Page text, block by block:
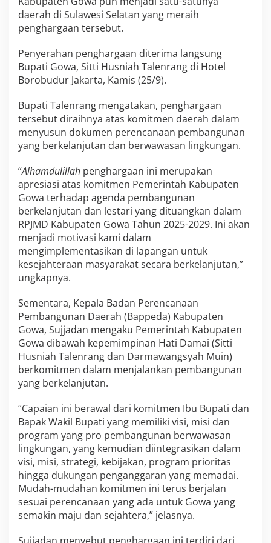
w
a
2
0
2
5
daerah di Sulawesi Selatan yang meraih
penghargaan tersebut.
Penyerahan penghargaan diterima langsung
Bupati Gowa, Sitti Husniah Talenrang di Hotel
Borobudur Jakarta, Kamis (25/9).
Bupati Talenrang mengatakan, penghargaan
tersebut diraihnya atas komitmen daerah dalam
menyusun dokumen perencanaan pembangunan
yang berkelanjutan dan berwawasan lingkungan.
“Alhamdulillah penghargaan ini merupakan
apresiasi atas komitmen Pemerintah Kabupaten
Gowa terhadap agenda pembangunan
berkelanjutan dan lestari yang dituangkan dalam
RPJMD Kabupaten Gowa Tahun 2025-2029. Ini akan
menjadi motivasi kami dalam
mengimplementasikan di lapangan untuk
kesejahteraan masyarakat secara berkelanjutan,”
ungkapnya.
Sementara, Kepala Badan Perencanaan
Pembangunan Daerah (Bappeda) Kabupaten
Gowa, Sujjadan mengaku Pemerintah Kabupaten
Gowa dibawah kepemimpinan Hati Damai (Sitti
Husniah Talenrang dan Darmawangsyah Muin)
berkomitmen dalam menjalankan pembangunan
yang berkelanjutan.
“Capaian ini berawal dari komitmen Ibu Bupati dan
Bapak Wakil Bupati yang memiliki visi, misi dan
program yang pro pembangunan berwawasan
lingkungan, yang kemudian diintegrasikan dalam
visi, misi, strategi, kebijakan, program prioritas
hingga dukungan penganggaran yang memadai.
Mudah-mudahan komitmen ini terus berjalan
sesuai perencanaan yang ada untuk Gowa yang
semakin maju dan sejahtera,” jelasnya.